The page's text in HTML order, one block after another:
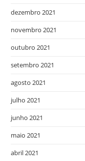
dezembro 2021
novembro 2021
outubro 2021
setembro 2021
agosto 2021
julho 2021
junho 2021
maio 2021
abril 2021